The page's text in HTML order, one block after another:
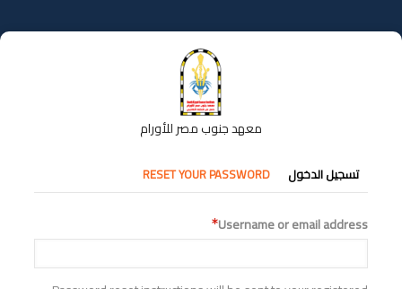
إلى
المحتوى
معهد جنوب مصر للأورام
التبويبات
الأساسية
تسجيل الدخول RESET YOUR PASSWORD
Username or email address